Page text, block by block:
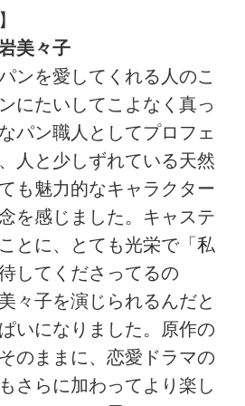
美々子
ンを愛してくれる人のこ
にたいしてこよなく真っ
パン職人としてプロフェ
人と少しずれている天然
も魅力的なキャラクター
を感じました。キャステ
とに、とても光栄で「私
してくださってるの
々子を演じられるんだと
いになりました。原作の
のままに、恋愛ドラマの
さらに加わってより楽し